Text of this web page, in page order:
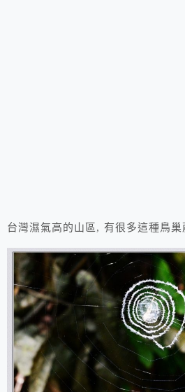
台灣濕氣高的山區, 有很多這種鳥巢